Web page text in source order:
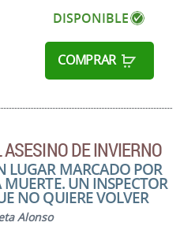
DISPONIBLE
COMPRAR
ASESINO DE INVIERNO
LUGAR MARCADO POR
MUERTE. UN INSPECTOR
NO QUIERE VOLVER
Alonso